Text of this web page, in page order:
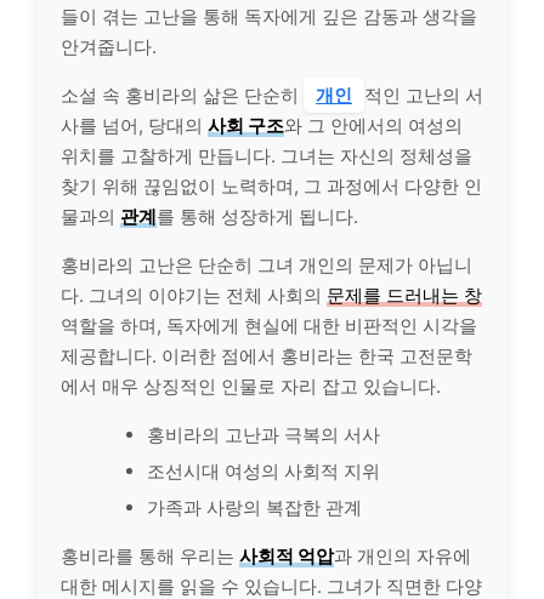
들이 겪는 고난을 통해 독자에게 깊은 감동과 생각을
안겨줍니다.
소설 속 홍비라의 삶은 단순히 개인
적인 고난의 서
사를 넘어, 당대의 사회 구조와 그 안에서의 여성의
위치를 고찰하게 만듭니다. 그녀는 자신의 정체성을
찾기 위해 끊임없이 노력하며, 그 과정에서 다양한 인
물과의 관계를 통해 성장하게 됩니다.
홍비라의 고난은 단순히 그녀 개인의 문제가 아닙니
다. 그녀의 이야기는 전체 사회의 문제를 드러내는 창
역할을 하며, 독자에게 현실에 대한 비판적인 시각을
제공합니다. 이러한 점에서 홍비라는 한국 고전문학
에서 매우 상징적인 인물로 자리 잡고 있습니다.
홍비라의 고난과 극복의 서사
조선시대 여성의 사회적 지위
가족과 사랑의 복잡한 관계
홍비라를 통해 우리는 사회적 억압과 개인의 자유에
대한 메시지를 읽을 수 있습니다. 그녀가 직면한 다양